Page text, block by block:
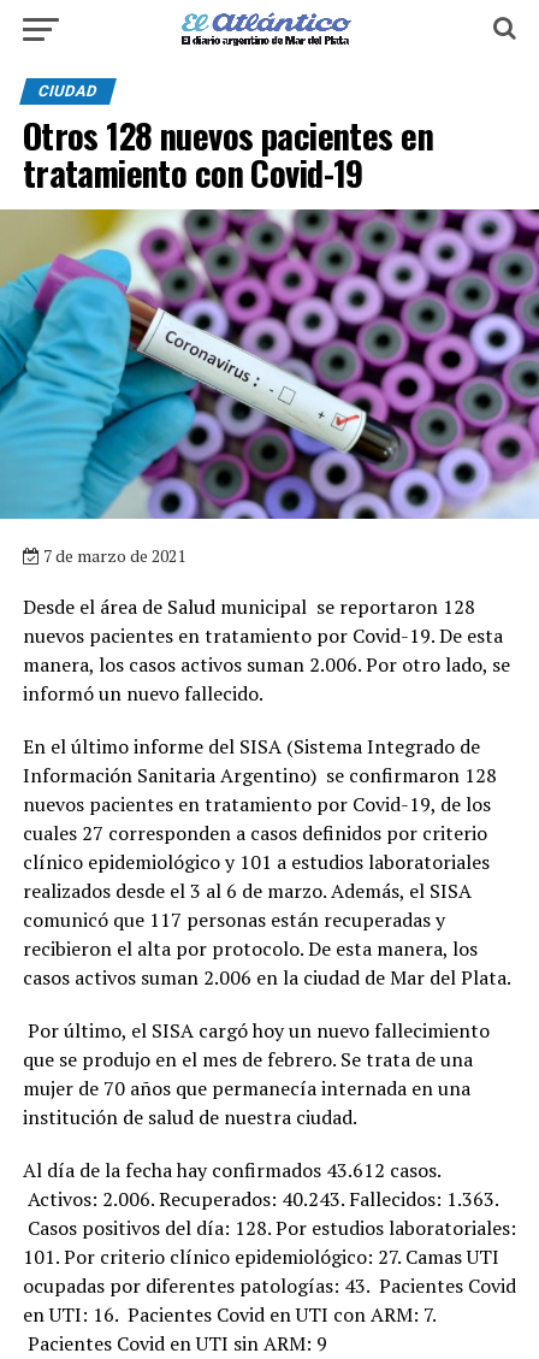
CIUDAD
Otros 128 nuevos pacientes en
tratamiento con Covid-19
7 de marzo de 2021
Desde el área de Salud municipal se reportaron 128
nuevos pacientes en tratamiento por Covid-19. De esta
manera, los casos activos suman 2.006. Por otro lado, se
informó un nuevo fallecido.
En el último informe del SISA (Sistema Integrado de
Información Sanitaria Argentino) se confirmaron 128
nuevos pacientes en tratamiento por Covid-19, de los
cuales 27 corresponden a casos definidos por criterio
clínico epidemiológico y 101 a estudios laboratoriales
realizados desde el 3 al 6 de marzo. Además, el SISA
comunicó que 117 personas están recuperadas y
recibieron el alta por protocolo. De esta manera, los
casos activos suman 2.006 en la ciudad de Mar del Plata.
Por último, el SISA cargó hoy un nuevo fallecimiento
que se produjo en el mes de febrero. Se trata de una
mujer de 70 años que permanecía internada en una
institución de salud de nuestra ciudad.
Al día de la fecha hay confirmados 43.612 casos.
Activos: 2.006. Recuperados: 40.243. Fallecidos: 1.363.
Casos positivos del día: 128. Por estudios laboratoriales:
101. Por criterio clínico epidemiológico: 27. Camas UTI
ocupadas por diferentes patologías: 43. Pacientes Covid
en UTI: 16. Pacientes Covid en UTI con ARM: 7.
Pacientes Covid en UTI sin ARM: 9